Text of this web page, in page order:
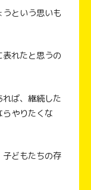
という思いも
れたと思うの
ば、継続した
やりたくな
どもたちの存